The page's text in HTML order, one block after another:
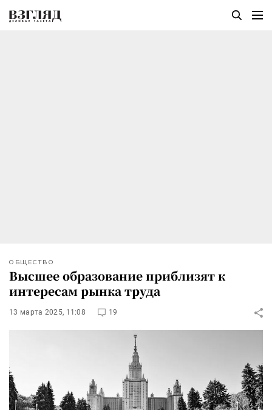
ОБЩЕСТВО
Высшее образование приблизят к
интересам рынка труда
13 марта 2025, 11:08 19